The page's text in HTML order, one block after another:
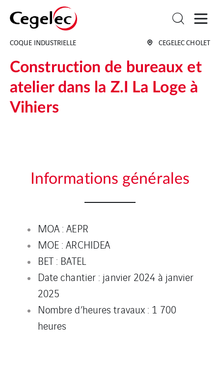
COQUE INDUSTRIELLE CEGELEC CHOLET
Construction de bureaux et
atelier dans la Z.I La Loge à
Vihiers
Informations générales
MOA : AEPR
MOE : ARCHIDEA
BET : BATEL
Date chantier : janvier 2024 à janvier
2025
Nombre d’heures travaux : 1 700
heures